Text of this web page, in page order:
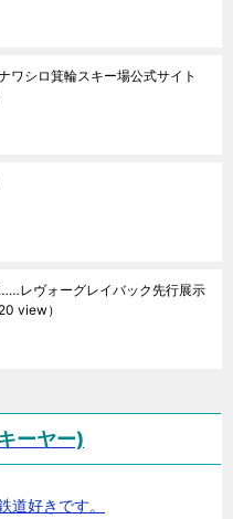
ワシロ箕輪スキー場公式サイト
レヴォーグレイバック先行展示
20 view）
ーヤー)
道好きです。